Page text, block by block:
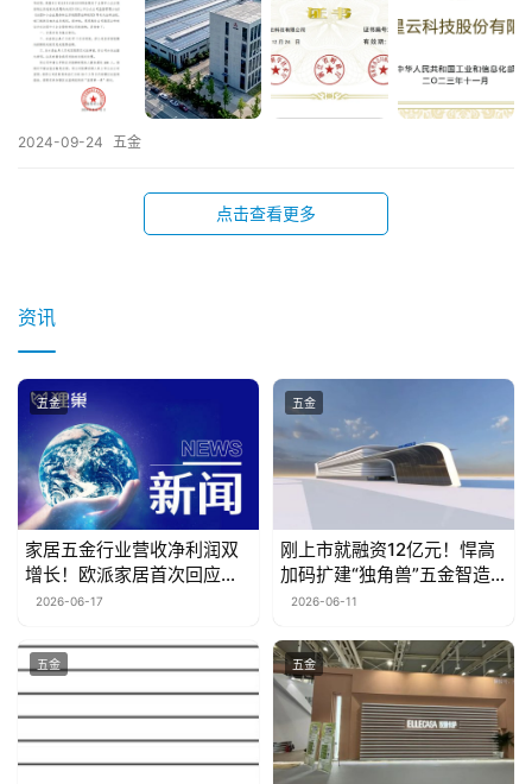
2024-09-24 五金
点击查看更多
资讯
五金
家居五金行业营收净利润双
增长！欧派家居首次回应为
何不入局该赛道
2026-06-17
五金
刚上市就融资12亿元！悍高
加码扩建“独角兽”五金智造
基地
2026-06-11
五金 五金